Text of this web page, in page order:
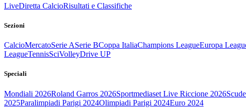
LiveDiretta CalcioRisultati e Classifiche
Sezioni
CalcioMercatoSerie ASerie BCoppa ItaliaChampions LeagueEuropa
LeagueTennisSciVolleyDrive UP
Speciali
Mondiali 2026Roland Garros 2026Sportmediaset Live Riccione 2026
2025Paralimpiadi Parigi 2024Olimpiadi Parigi 2024Euro 2024